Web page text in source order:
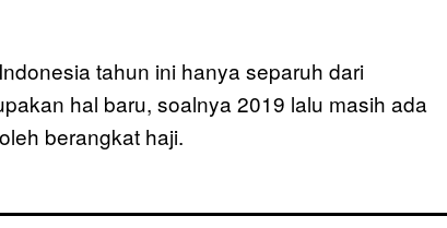
tahun ini hanya separuh dari
hal baru, soalnya 2019 lalu masih ada
berangkat haji.